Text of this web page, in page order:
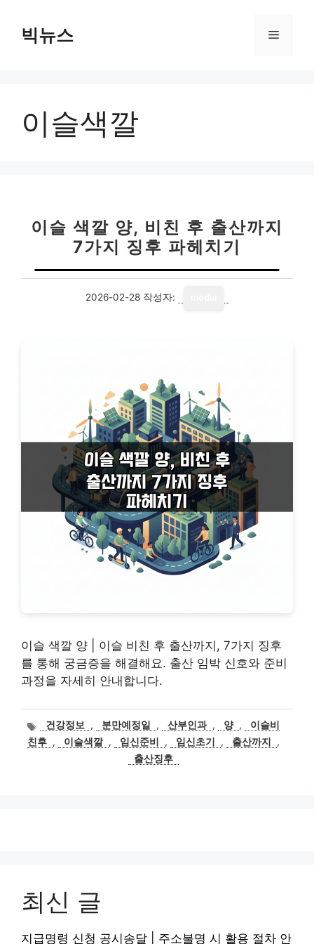
빅뉴스 메
이슬색깔
이슬 색깔 양, 비친 후 출산까지
7가지 징후 파헤치기
2026-02-28 작성자:
이슬 색깔 양 | 이슬 비친 후 출산까지, 7가지 징후
를 통해 궁금증을 해결해요. 출산 임박 신호와 준비
과정을 자세히 안내합니다.
태
그
건강정보 , 분만예정일 , 산부인과 , 양 ,
이슬비
친후 , 이슬색깔 , 임신준비 , 임신초기 , 출산까지
,
출산징후
최신 글
지급명령 신청 공시송달 | 주소불명 시 활용 절차 안